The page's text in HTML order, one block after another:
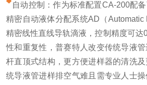
自动控制：作为标准配置CA-200配
精密自动液体分配系统AD（Automatic
精密线性直线导轨滴液，控制精度可达
性和重复性，普赛特人改变传统导液
杆直顶式结构，更方便进样器的清洗
统导液管进样排空气难且需专业人士